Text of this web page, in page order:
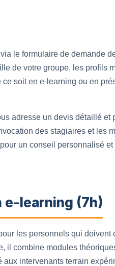
le formulaire de demande
de votre groupe, les profils
soit en e-learning ou en
adresse un devis détaillé et
des stagiaires et les
un conseil personnalisé
e-learning (7h)
les personnels qui
il combine modules
intervenants terrain